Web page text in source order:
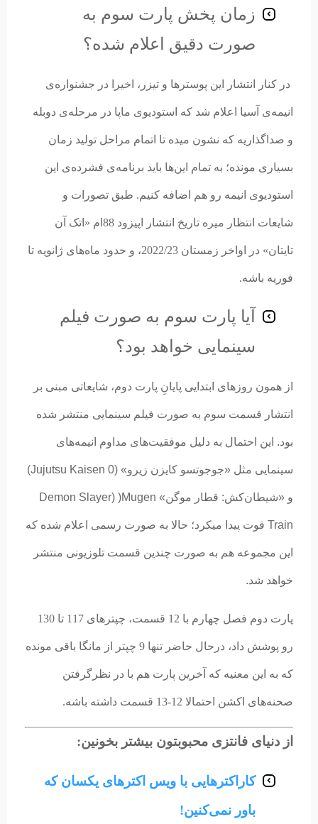
زمان پخش پارت سوم به
صورت دقیق اعلام شده؟
در کنار انتشار این پوسترها و تیزر، اخیرا در جشنواره‌ی
انیمه‌ی آسیا اعلام شد که استودیوی ماپا در مرحله‌ی دوبله
و صداگذاریه که نشون میده تا اتمام مراحل تولید زمان
بسیاری مونده؛ به تمام این‌ها باید برنامه‌ی فشرده‌ی این
استودیوی انیمه رو هم اضافه کنیم. طبق تصورات و
شایعات انتظار میره تاریخ انتشار اپیزود 88ام «اتک آن
تایتان» در اواخر زمستان 2022/23، و حدود ماه‌های ژانویه تا
فوریه باشه.
آیا پارت سوم به صورت فیلم
سینمایی خواهد بود؟
از همون روزهای ابتدایی پایانِ پارت دوم، شایعاتی مبنی بر
انتشار قسمت سوم به صورت فیلم سینمایی منتشر شده
بود. این احتمال به دلیل موفقیت‌های مداوم انیمه‌های
سینمایی مثل «جوجوتسو کایزن زیرو» (Jujutsu Kaisen 0)
و «شیطان‌کش: قطار موگن» Demon Slayer) )Mugen
Train قوت پیدا میکرد؛ حالا به صورت رسمی اعلام شده که
این مجموعه هم به صورت چندین قسمت تلوزیونی منتشر
خواهد شد.
پارت دوم فصل چهارم با 12 قسمت، چپترهای 117 تا 130
رو پوشش داد، درحال حاضر تنها 9 چپتر از مانگا باقی مونده
که به این معنیه که آخرین پارت هم با در نظرگرفتن
صحنه‌های اکشن احتمالا 12-13 قسمت داشته باشه.
از دنیای فانتزی محبوبتون بیشتر بخونین:
کاراکترهایی با ویس‌ اکترهای یکسان که
باور نمی‌کنین!